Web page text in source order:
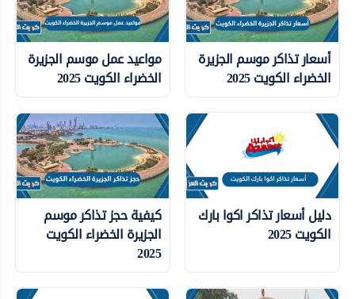
أسعار تذاكر موسم الجزيرة
الخضراء الكويت 2025
مواعيد عمل موسم الجزيرة
الخضراء الكويت 2025
دليل أسعار تذاكر اكوا بارك
الكويت 2025
كيفية حجز تذاكر موسم
الجزيرة الخضراء الكويت
2025